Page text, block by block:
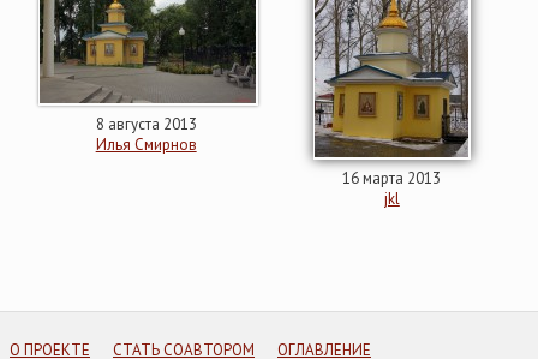
8 августа 2013
Илья Смирнов
16 марта 2013
jkl
О ПРОЕКТЕ СТАТЬ СОАВТОРОМ ОГЛАВЛЕНИЕ